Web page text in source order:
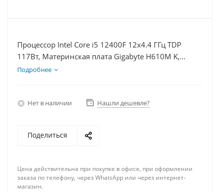
Процессор Intel Core i5 12400F 12x4.4 ГГц TDP
117Вт, Материнская плата Gigabyte H610M K,
Видеокарта RX 7900XT 20Гб, Память DDR4 32Gb,
Подробнее
Нет в наличии Нашли дешевле?
Поделиться
Цена действительна при покупке в офисе, при оформлении
заказа по телефону, через WhatsApp или через интернет-
магазин.